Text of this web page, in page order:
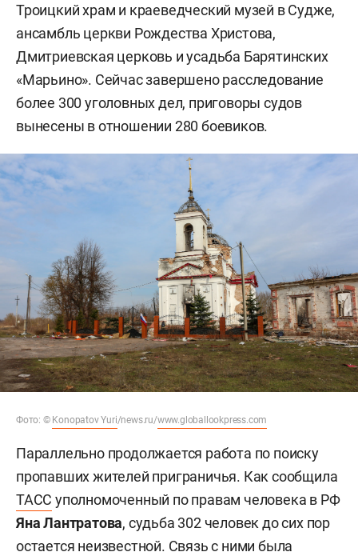
Троицкий храм и краеведческий музей в Судже,
ансамбль церкви Рождества Христова,
Дмитриевская церковь и усадьба Барятинских
«Марьино». Сейчас завершено расследование
более 300 уголовных дел, приговоры судов
вынесены в отношении 280 боевиков.
Фото: © Konopatov Yuri/news.ru/www.globallookpress.com
Параллельно продолжается работа по поиску
пропавших жителей приграничья. Как сообщила
ТАСС уполномоченный по правам человека в РФ
Яна Лантратова, судьба 302 человек до сих пор
остается неизвестной. Связь с ними была